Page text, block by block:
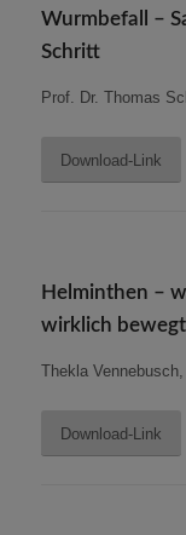
Wurmbefall –
Schritt
Prof. Dr. Thomas
Download-Link
Helminthen –
wirklich bewegt
Thekla
Download-Link